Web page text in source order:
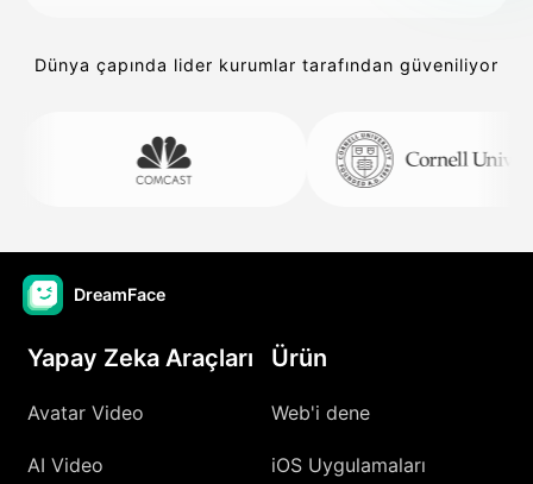
Dünya çapında lider kurumlar tarafından güveniliyor
DreamFace
Yapay Zeka Araçları
Avatar Video
AI Video
Ürün
Web'i dene
iOS Uygulamaları